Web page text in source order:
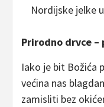
Nordijske jelke
Prirodno drvce
Iako je bit Božića
većina nas
zamisliti bez